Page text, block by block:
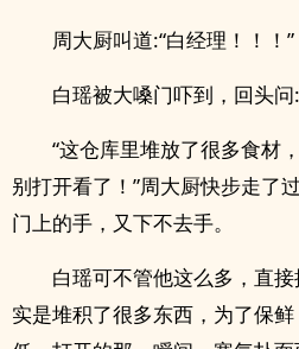
周大厨叫道:“白经理！！！”
白瑶被大嗓门吓到，回头问
“这仓库里堆放了很多食材
别打开看了！”周大厨快步走了
门上的手，又下不去手。
白瑶可不管他这么多，直
实是堆积了很多东西，为了保